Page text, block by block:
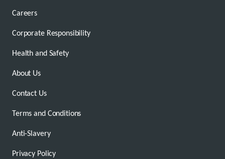
Careers
Corporate Responsibility
Health and Safety
About Us
Contact Us
Terms and Conditions
Anti-Slavery
Privacy Policy